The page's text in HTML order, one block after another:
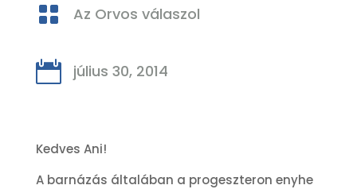
 Az Orvos válaszol
 július 30, 2014
Kedves Ani!
A barnázás általában a progeszteron enyhe